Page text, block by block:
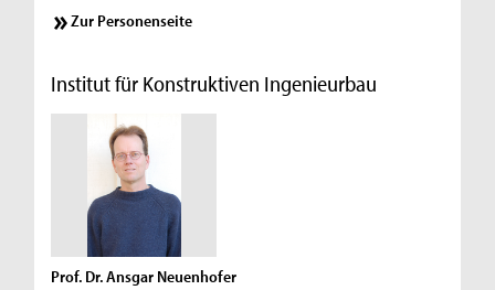
Zur Personenseite
Institut für Konstruktiven Ingenieurbau
Prof. Dr. Ansgar Neuenhofer